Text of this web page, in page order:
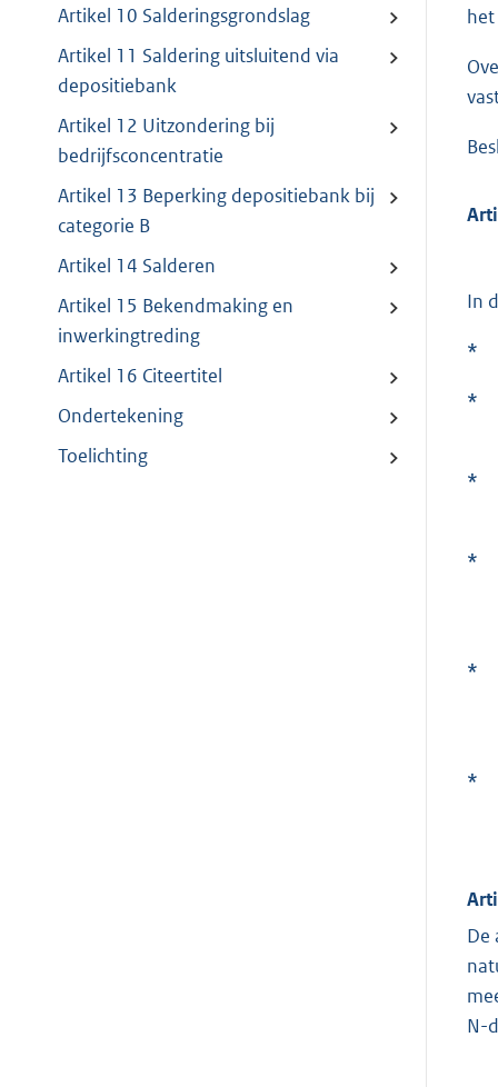
Artikel 10 Salderingsgrondslag
Artikel 11 Saldering uitsluitend via
depositiebank
Artikel 12 Uitzondering bij
bedrijfsconcentratie
Artikel 13 Beperking depositiebank bij
categorie B
Artikel 14 Salderen
Artikel 15 Bekendmaking en
inwerkingtreding
Artikel 16 Citeertitel
Ondertekening
Toelichting
In
*
*
*
*
*
*
De
N-